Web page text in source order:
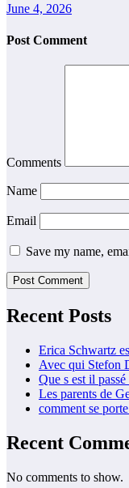
June 4, 2026
Post Comment
Comments
Name
Email
Save my name,
Recent Posts
Erica Schwartz
Avec qui Stefon
Que s est il
Les parents de
comment se
Recent
No comments to show.